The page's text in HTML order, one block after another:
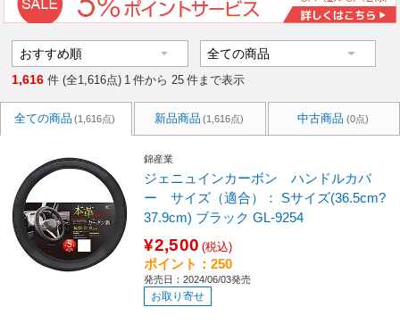
1,616 件 (全1,616点) 1 件から 25 件まで表示
全ての商品 (1,616点) 新品商品 (1,616点) 中古商品 (0点)
錦産業
ジェニュインカーボン ハンドルカバ
ー サイズ（適合）： Sサイズ(36.5cm?
37.9cm) ブラック GL-9254
¥2,500 (税込)
ポイント：250
発売日：2024/06/03発売
お取り寄せ